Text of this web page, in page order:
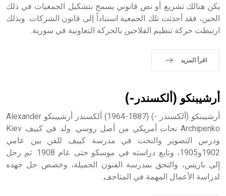
- هل تعلم أن الأبجدية الكنعانية تتألف من /22/ علامة كتابية
sign تكتب منفصلة غير متصلة، وتعتمد المبدأ الأكوروفوني،
يكن هنالك تشريع أو نص قانوني يسمح بتشكيل الجمعيات في ذلك
الحين، فقد أحدثت تلك الجمعية استناداً إلى قانون الشركات. وبذلك
ارتبطت حركة تنظيم الفلاحين بالحركة التعاونية في سورية.
اقرأ المزيد
أرشيبنكو (ألكسندر-)
أرشيبنكو (ألكسندر -) (1887-1964) ألكسندر أرشيبنكو Alexander
Archipenko نحات أمريكي من أصل روسي. ولد في كييف Kiev
ودرس التصوير والنحت في مدرسة كييف للفن بين عامي
1902و1905، وتابع دراسته في موسكو حتى عام 1908. ثم رحل
إِلى باريس، والتحق بمدرسة الفنون الجميلة، وخصص جل جهده
لدراسة الأعمال المهمة في المتاحف.